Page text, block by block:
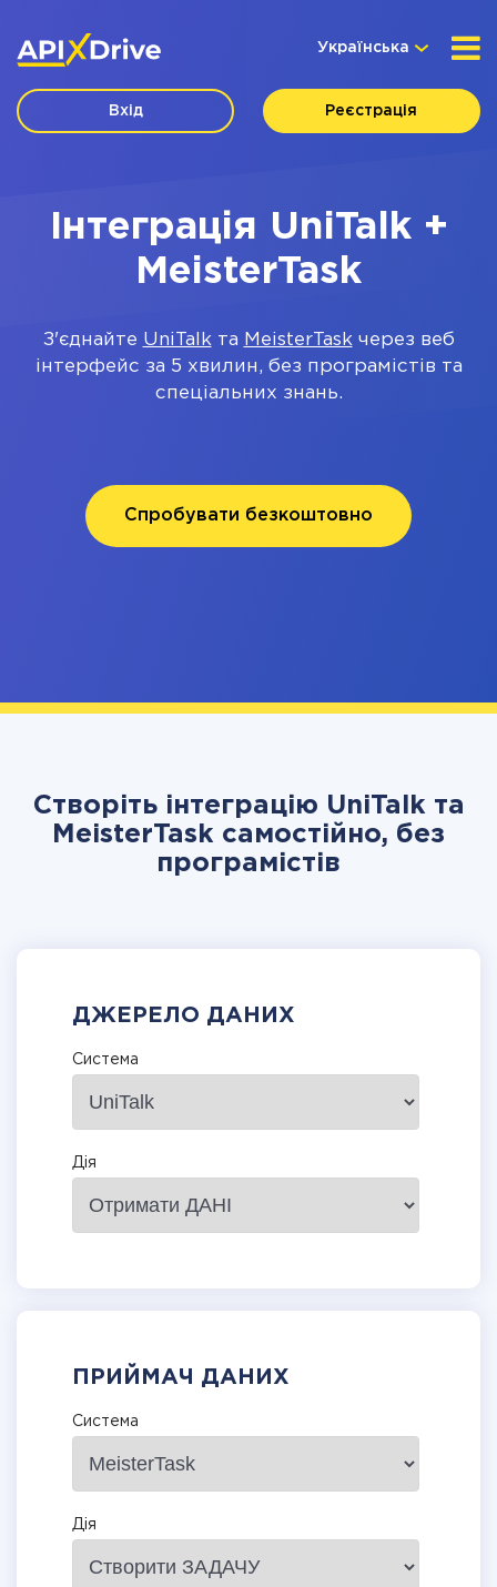
Українська
Вхід Реєстрація
Інтеграція UniTalk +
MeisterTask
З'єднайте UniTalkта MeisterTaskчерез веб
інтерфейс за 5 хвилин, без програмістів та
спеціальних знань.
Спробувати безкоштовно
Створіть інтеграцію UniTalk та
MeisterTask самостійно, без
програмістів
ДЖЕРЕЛО ДАНИХ
Система
Дія
ПРИЙМАЧ ДАНИХ
Система
Дія